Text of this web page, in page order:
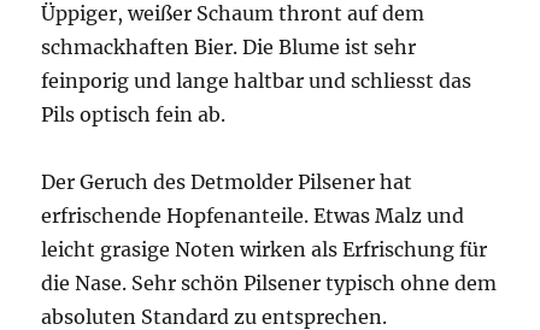
Üppiger, weißer Schaum thront auf dem
schmackhaften Bier. Die Blume ist sehr
feinporig und lange haltbar und schliesst das
Pils optisch fein ab.
Der Geruch des Detmolder Pilsener hat
erfrischende Hopfenanteile. Etwas Malz und
leicht grasige Noten wirken als Erfrischung für
die Nase. Sehr schön Pilsener typisch ohne dem
absoluten Standard zu entsprechen.